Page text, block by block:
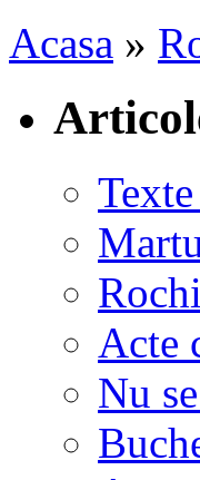
Acasa »
Acte
Nu